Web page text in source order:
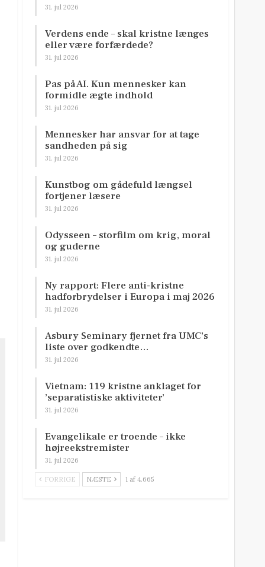
31. jul 2026
Verdens ende – skal kristne længes
eller være forfærdede?
31. jul 2026
Pas på AI. Kun mennesker kan
formidle ægte indhold
31. jul 2026
Mennesker har ansvar for at tage
sandheden på sig
31. jul 2026
Kunstbog om gådefuld længsel
fortjener læsere
31. jul 2026
Odysseen – storfilm om krig, moral
og guderne
31. jul 2026
Ny rapport: Flere anti-kristne
hadforbrydelser i Europa i maj 2026
31. jul 2026
Asbury Seminary fjernet fra UMC’s
liste over godkendte…
31. jul 2026
Vietnam: 119 kristne anklaget for
’separatistiske aktiviteter’
31. jul 2026
Evangelikale er troende – ikke
højreekstremister
31. jul 2026
FORRIGE NÆSTE 1 af 4.665